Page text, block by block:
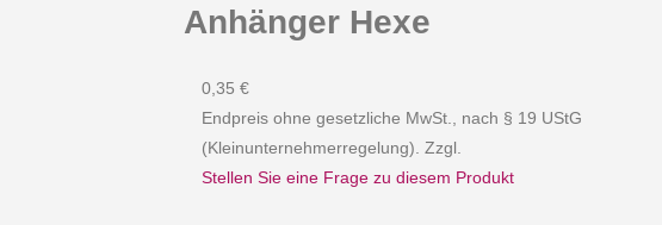
Anhänger Hexe
0,35 €
Endpreis ohne gesetzliche MwSt., nach § 19 UStG
(Kleinunternehmerregelung). Zzgl.
Stellen Sie eine Frage zu diesem Produkt